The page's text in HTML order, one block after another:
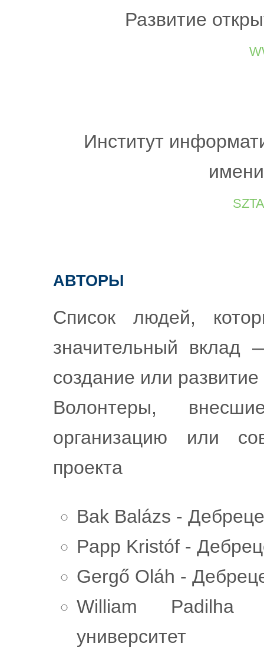
Развитие
Институт
авторы
Список людей,
значительный
создание или
Волонтеры,
организацию или
проекта
Bak Balázs -
Papp Kristóf -
Gergő Oláh -
William Padilha
университет